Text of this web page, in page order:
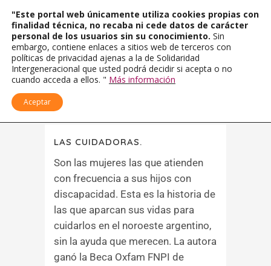
LAS CUIDADORAS.
Son las mujeres las que atienden
con frecuencia a sus hijos con
discapacidad. Esta es la historia de
las que aparcan sus vidas para
cuidarlos en el noroeste argentino,
sin la ayuda que merecen. La autora
ganó la Beca Oxfam FNPI de
"Este portal web únicamente utiliza cookies propias con
finalidad técnica, no recaba ni cede datos de carácter
personal de los usuarios sin su conocimiento. Sin
embargo, contiene enlaces a sitios web de terceros con
políticas de privacidad ajenas a la de Solidaridad
Intergeneracional que usted podrá decidir si acepta o no
cuando acceda a ellos. " Más información
Aceptar